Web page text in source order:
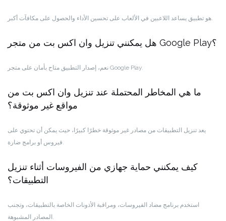
هو تطبيق يساعد اللاعبين في الألعاب على تحسين الأداء والحصول على مكافآت أكبر.
هل يمكنني تنزيل وان اكس بت من متجر Google Play؟
نعم، إصدار التطبيق متاح بأمان على متجر Google Play.
ما هي المخاطر المحتملة عند تنزيل وان اكس بت من
مواقع غير موثوقة؟
يعد تنزيل التطبيقات من مصادر غير موثوقة خطرًا كبيرًا، حيث يمكن أن تحتوي على
فيروس أو برامج ضارة.
كيف يمكنني حماية جهازي من الفيروسات أثناء تنزيل
التطبيقات؟
استخدم برنامج مضاد الفيروسات، ومراقبة الأذونات الخاصة بالتطبيقات، وتجنب
المصادر المشبوهة.